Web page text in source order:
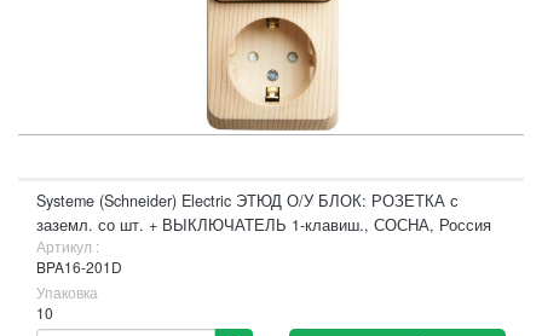
Systeme (Schneider) Electric ЭТЮД О/У БЛОК: РОЗЕТКА с
заземл. со шт. + ВЫКЛЮЧАТЕЛЬ 1-клавиш., СОСНА, Россия
Артикул :
BPA16-201D
Упаковка
10